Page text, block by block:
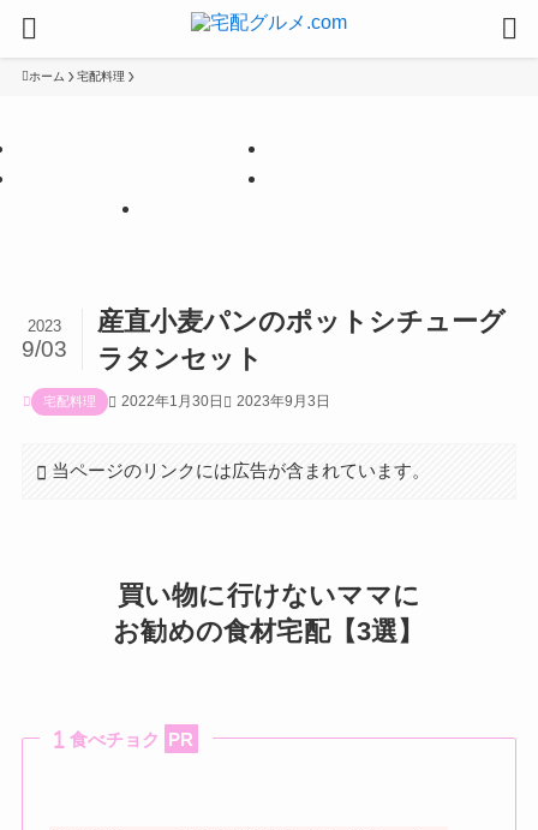
ホーム 宅配料理
産直小麦パンのポットシチューグ
ラタンセット
2023
9/03
宅配料理 2022年1月30日 2023年9月3日
当ページのリンクには広告が含まれています。
買い物に行けないママに
お勧めの食材宅配【3選】
食べチョク PR